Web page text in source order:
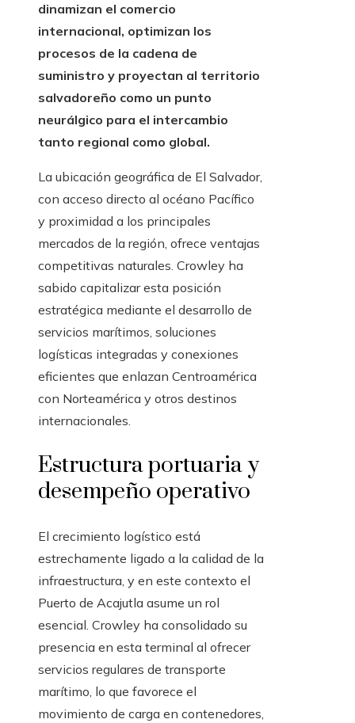
dinamizan el comercio
internacional, optimizan los
procesos de la cadena de
suministro y proyectan al territorio
salvadoreño como un punto
neurálgico para el intercambio
tanto regional como global.
La ubicación geográfica de El Salvador,
con acceso directo al océano Pacífico
y proximidad a los principales
mercados de la región, ofrece ventajas
competitivas naturales. Crowley ha
sabido capitalizar esta posición
estratégica mediante el desarrollo de
servicios marítimos, soluciones
logísticas integradas y conexiones
eficientes que enlazan Centroamérica
con Norteamérica y otros destinos
internacionales.
Estructura portuaria y
desempeño operativo
El crecimiento logístico está
estrechamente ligado a la calidad de la
infraestructura, y en este contexto el
Puerto de Acajutla asume un rol
esencial. Crowley ha consolidado su
presencia en esta terminal al ofrecer
servicios regulares de transporte
marítimo, lo que favorece el
movimiento de carga en contenedores,